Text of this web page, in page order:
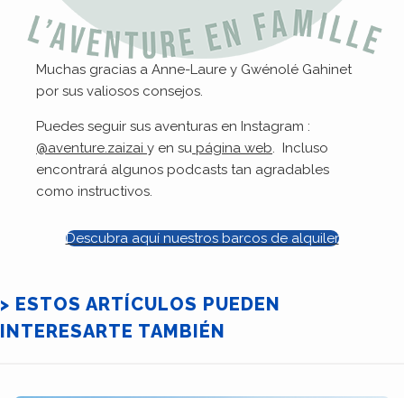
Muchas gracias a Anne-Laure y Gwénolé Gahinet
por sus valiosos consejos.
Puedes seguir sus aventuras en Instagram :
@aventure.zaizaiy en su página web. Incluso
encontrará algunos podcasts tan agradables
como instructivos.
Descubra aquí nuestros barcos de alquiler
> ESTOS ARTÍCULOS PUEDEN
INTERESARTE TAMBIÉN